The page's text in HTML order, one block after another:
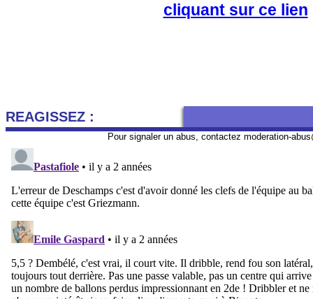
cliquant sur ce lien
REAGISSEZ :
Pour signaler un abus, contactez moderation-